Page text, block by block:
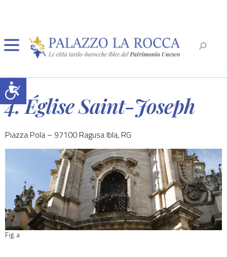
Ouvrir la barre d’outils
4. Église Saint-Joseph
Piazza Pola – 97100 Ragusa Ibla, RG
Fig. a